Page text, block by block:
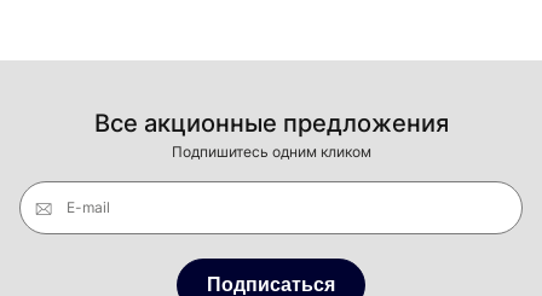
Все акционные предложения
Подпишитесь одним кликом
E-mail
Подписаться